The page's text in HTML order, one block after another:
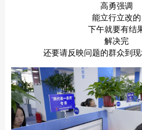
高勇强调
能立行立改的
下午就要有结
解决完
还要请反映问题的群众到